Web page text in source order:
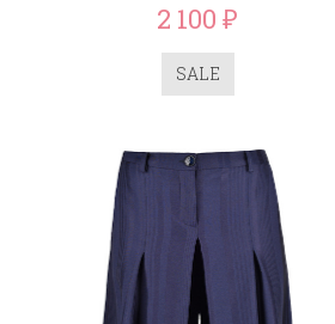
2 100₽
SALE